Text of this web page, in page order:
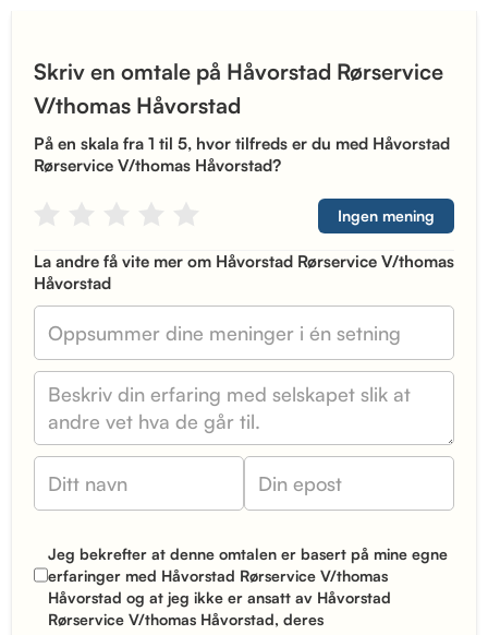
Skriv en omtale på Håvorstad Rørservice
V/thomas Håvorstad
På en skala fra 1 til 5, hvor tilfreds er du med Håvorstad
Rørservice V/thomas Håvorstad?
Ingen mening
La andre få vite mer om Håvorstad Rørservice V/thomas
Håvorstad
Jeg bekrefter at denne omtalen er basert på mine egne
erfaringer med Håvorstad Rørservice V/thomas
Håvorstad og at jeg ikke er ansatt av Håvorstad
Rørservice V/thomas Håvorstad, deres